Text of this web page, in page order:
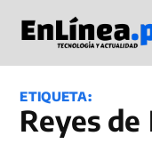
contenido
ETIQUETA:
Reyes